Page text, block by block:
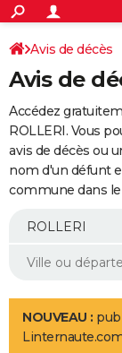
ACTUALITÉS
Politique
Société
Faits Divers
Education
Monde
Villes
+
SPORT
Coupe du monde
Football
Tennis
Cyclisme
Rugby
Forum
Programme TV
TNT
Streaming
Cinéma
Sorties cinéma
Musique
+
FINANCE
Retraite
Epargne
Immobilier
Risques naturels
Banque
Assurance
AUTO
Essais
Réserver un essai
Citadines
Berlines
SUV
Forum auto
+
Mobiles
Meilleur smartphone
Internet
Ordinateurs
Jeux vidéo
Guide high-tech
Aménagement
LIFESTYLE
Art de vivre
Bien-être
Loisirs
Mode
Modes de vie
Avis de décès
Avis de
Accédez
ROLLERI. Vous
avis de décès ou
nom d'un défunt
commune dans
NOUVEAU :